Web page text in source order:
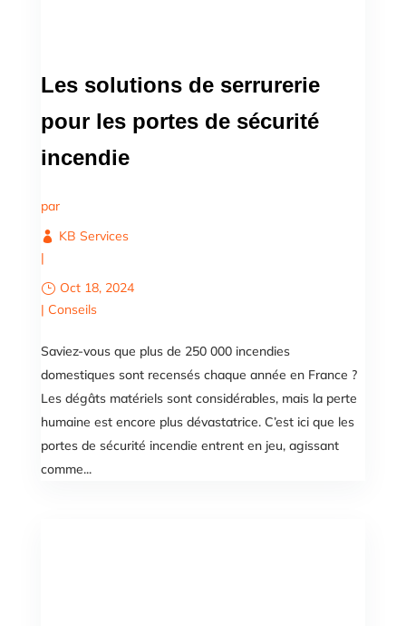
Les solutions de serrurerie
pour les portes de sécurité
incendie
par
KB Services
|
Oct 18, 2024
| Conseils
Saviez-vous que plus de 250 000 incendies
domestiques sont recensés chaque année en France ?
Les dégâts matériels sont considérables, mais la perte
humaine est encore plus dévastatrice. C’est ici que les
portes de sécurité incendie entrent en jeu, agissant
comme...